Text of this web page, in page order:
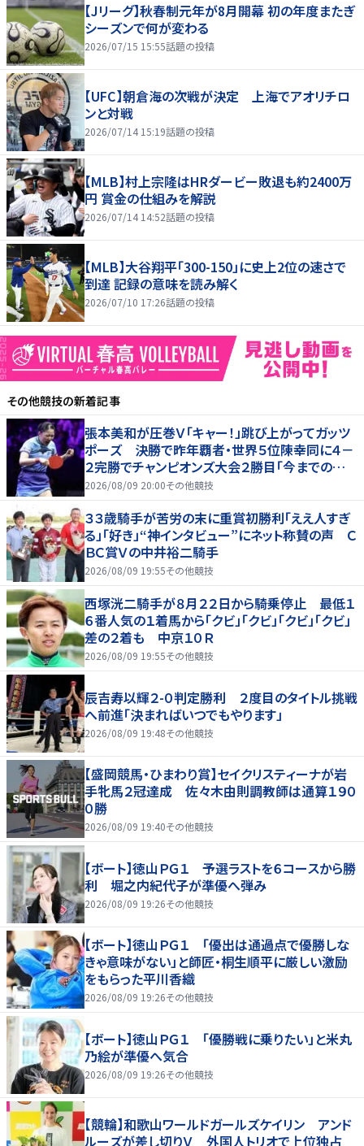
【Jリーグ】秋春制元年が8月開幕 初の年度またぎ
シーズンで何が変わる
2026/07/15 15:55話題の投稿
【UFC】朝倉海の次戦が決定 上海でアオリチロ
ンと対戦
2026/07/14 15:19話題の投稿
【MLB】村上宗隆はHRダービー敗退も約2400万
円 賞金の仕組みを解説
2026/07/14 14:52話題の投稿
【MLB】大谷翔平「300-150」に史上2位の速さで
到達 記録の意味を読み解く
2026/07/10 17:26話題の投稿
その他競技の新着記事
張本美和が圧巻Ｖ「キャー！」跳び上がってガッツ
ポーズ 決勝で昨年覇者・世界５位陳幸同に４－
２完勝でチャンピオンズ大会２勝目「今までの中で
１番良かった日」中国勢３選手撃破し頂点へ
2026/08/09 20:00その他競技
３３歳騎手が苦労の末に重賞初勝利「ええ人すぎ
る」「好き」“神インタビュー”にネット称賛の声 Ｃ
ＢＣ賞Ｖの中井裕二騎手
2026/08/09 19:55その他競技
西塚洸二騎手が８月２２日から騎乗停止 最低１
６番人気の１着馬から「クビ」「クビ」「クビ」「クビ」
差の２着も 中京１０Ｒ
2026/08/09 19:55その他競技
辰吉寿以輝２-０判定勝利 ２度目のタイトル挑戦
へ前進「決まればいつでもやります」
2026/08/09 19:48その他競技
【盛岡競馬・ひまわり賞】セイクリスティーナが岩
手牝馬２冠達成 佐々木由則調教師は通算１９０
０勝
2026/08/09 19:40その他競技
【ボート】徳山ＰＧ１ 予選ラストを６コースから勝
利 堀之内紀代子が準優へ弾み
2026/08/09 19:26その他競技
【ボート】徳山ＰＧ１ 「優出は通過点で優勝しな
きゃ意味がない」と師匠・桐生順平に厳しい激励
をもらった平川香織
2026/08/09 19:26その他競技
【ボート】徳山ＰＧ１ 「優勝戦に乗りたい」と米丸
乃絵が準優へ気合
2026/08/09 19:26その他競技
【競輪】和歌山ワールドガールズケイリン アンド
ルーズが差し切りＶ 外国人トリオで上位独占